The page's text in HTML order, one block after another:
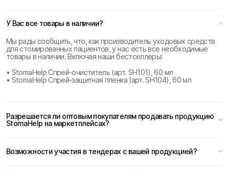
У Вас все товары в наличии?
Мы рады сообщить, что, как производитель уходовых средств
для стомированных пациентов, у нас есть все необходимые
товары в наличии. Включая наши бестселлеры:
• StomaHelp Спрей-очиститель (арт. SH101), 60 мл
• StomaHelp Спрей-защитная пленка (арт. SH104), 60 мл
Разрешается ли оптовым покупателям продавать продукцию
StomaHelp на маркетплейсах?
Возможности участия в тендерах с вашей продукцией?